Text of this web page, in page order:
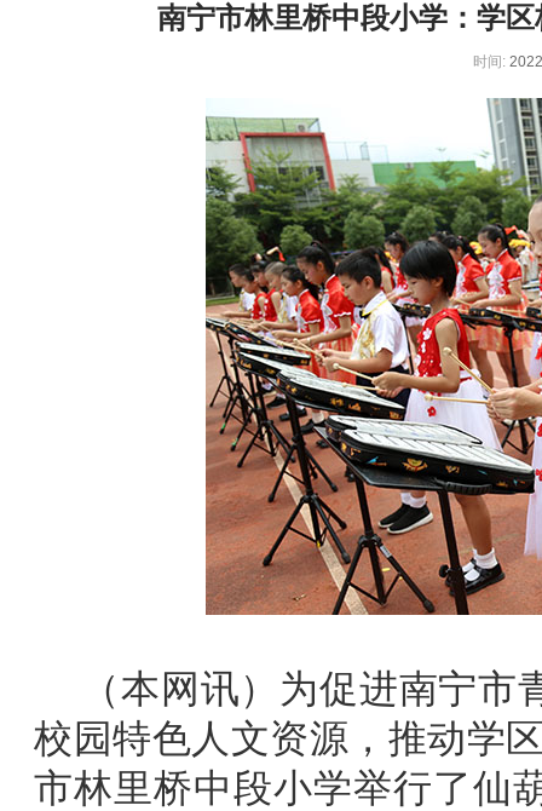
南宁市林里桥中段小学：学
时间:
（本网讯）为促进南宁市
校园特色人文资源，推动学
市林里桥中段小学举行了仙